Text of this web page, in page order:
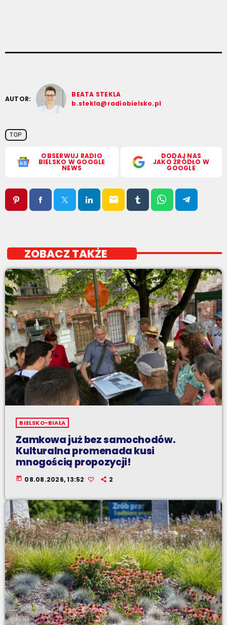
AUTOR:
BEATA STEKLA
b.stekla@radiobielsko.pl
TOP
OBSERWUJ RADIO
BIELSKO W GOOGLE
NEWS
DODAJ NAS
JAKO ŹRÓDŁO W
GOOGLE
email
ZOBACZ TAKŻE
BIELSKO-BIAŁA
Zamkowa już bez samochodów.
Kulturalna promenada kusi
mnogością propozycji!
today 08.08.2026, 13:52 2